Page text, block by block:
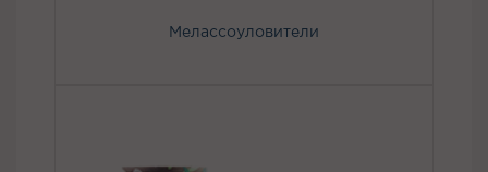
Мелассоуловители